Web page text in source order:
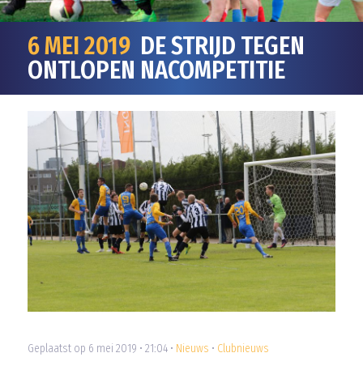
6 MEI 2019DE STRIJD TEGEN
ONTLOPEN NACOMPETITIE
Geplaatst op 6 mei 2019 • 21:04 • Nieuws • Clubnieuws